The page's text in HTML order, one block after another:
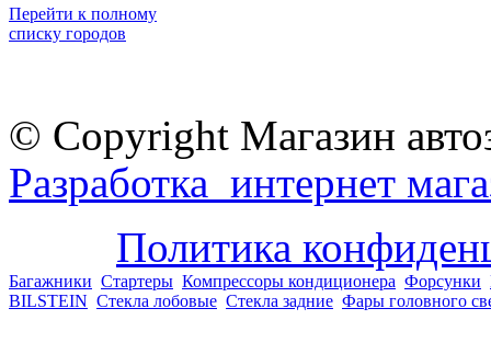
Перейти к полному
списку городов
© Copyright Магазин
Разработка интернет
Политика
Багажники Стартеры Компрессоры кондиционера Форсунки
BILSTEIN Стекла лобовые Стекла задние Фары головного